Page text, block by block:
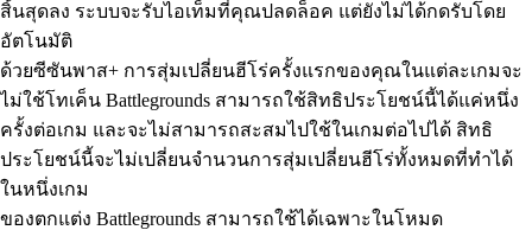
สิ้นสุดลง ระบบจะรับไอเท็มที่คุณปลดล็อค แต่ยังไม่ได้กดรับโดย
อัตโนมัติ
ด้วยซีซันพาส+ การสุ่มเปลี่ยนฮีโร่ครั้งแรกของคุณในแต่ละเกมจะ
ไม่ใช้โทเค็น Battlegrounds สามารถใช้สิทธิประโยชน์นี้ได้แค่หนึ่ง
ครั้งต่อเกม และจะไม่สามารถสะสมไปใช้ในเกมต่อไปได้ สิทธิ
ประโยชน์นี้จะไม่เปลี่ยนจำนวนการสุ่มเปลี่ยนฮีโร่ทั้งหมดที่ทำได้
ในหนึ่งเกม
ของตกแต่ง Battlegrounds สามารถใช้ได้เฉพาะในโหมด